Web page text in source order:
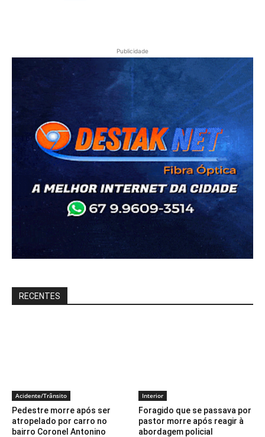
Publicidade
RECENTES
Acidente/Trânsito
Pedestre morre após ser
atropelado por carro no
bairro Coronel Antonino
Interior
Foragido que se passava por
pastor morre após reagir à
abordagem policial